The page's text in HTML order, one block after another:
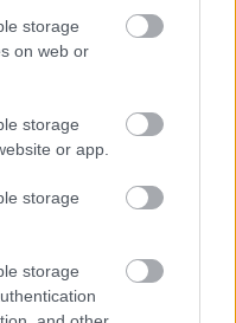
storage
on web or
storage
or app.
storage
storage
rövid beszédében
és a 441-es út
minden
azokhoz, akik
élnek, és
megszólítása